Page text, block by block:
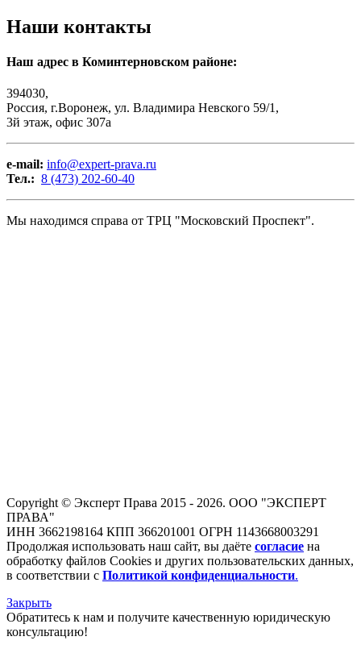
Наши контакты
Наш адрес в Коминтерновском районе:
394030,
Россия, г.Воронеж, ул. Владимира Невского 59/1,
3й этаж, офис 307а
e-mail: info@expert-prava.ru
Тел.: 8 (473) 202-60-40
Мы находимся справа от ТРЦ "Московский Проспект".
Copyright © Эксперт Права 2015 - 2026. ООО "ЭКСПЕРТ
ПРАВА"
ИНН 3662198164 КПП 366201001 ОГРН 1143668003291
Продолжая использовать наш сайт, вы даёте согласие на
обработку файлов Cookies и других пользовательских данных,
в соответствии с Политикой конфиденциальности.
Закрыть
Обратитесь к нам и получите качественную юридическую
консультацию!